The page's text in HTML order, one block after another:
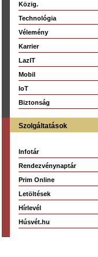
Közig.
Technológia
Vélemény
Karrier
LazIT
Mobil
IoT
Biztonság
Szolgáltatások
Infotár
Rendezvénynaptár
Prim Online
Letöltések
Hírlevél
Húsvét.hu